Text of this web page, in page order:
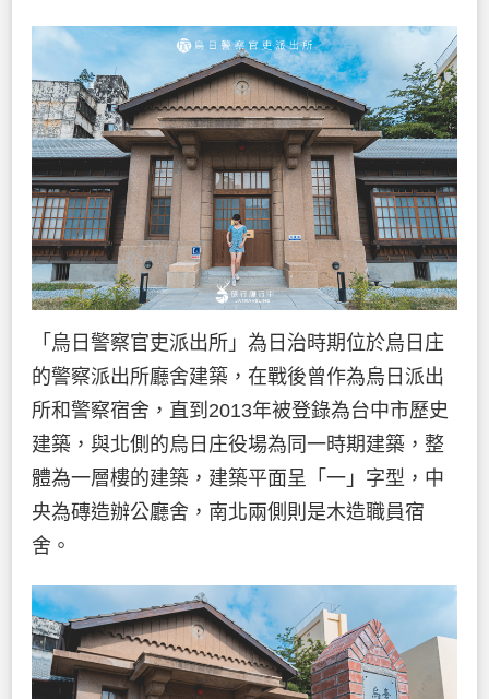
「烏日警察官吏派出所」為日治時期位於烏日庄
的警察派出所廳舍建築，在戰後曾作為烏日派出
所和警察宿舍，直到2013年被登錄為台中市歷史
建築，與北側的烏日庄役場為同一時期建築，整
體為一層樓的建築，建築平面呈「一」字型，中
央為磚造辦公廳舍，南北兩側則是木造職員宿
舍。